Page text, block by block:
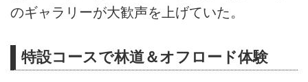
のギャラリーが大歓声を上げていた。
特設コースで林道＆オフロード体験